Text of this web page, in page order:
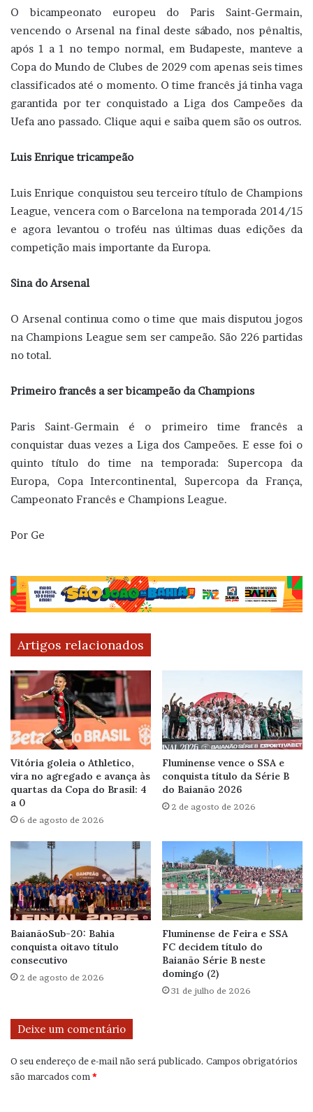
O bicampeonato europeu do Paris Saint-Germain,
vencendo o Arsenal na final deste sábado, nos pênaltis,
após 1 a 1 no tempo normal, em Budapeste, manteve a
Copa do Mundo de Clubes de 2029 com apenas seis times
classificados até o momento. O time francês já tinha vaga
garantida por ter conquistado a Liga dos Campeões da
Uefa ano passado. Clique aqui e saiba quem são os outros.
Luis Enrique tricampeão
Luis Enrique conquistou seu terceiro título de Champions
League, vencera com o Barcelona na temporada 2014/15
e agora levantou o troféu nas últimas duas edições da
competição mais importante da Europa.
Sina do Arsenal
O Arsenal continua como o time que mais disputou jogos
na Champions League sem ser campeão. São 226 partidas
no total.
Primeiro francês a ser bicampeão da Champions
Paris Saint-Germain é o primeiro time francês a
conquistar duas vezes a Liga dos Campeões. E esse foi o
quinto título do time na temporada: Supercopa da
Europa, Copa Intercontinental, Supercopa da França,
Campeonato Francês e Champions League.
Por Ge
Artigos relacionados
Vitória goleia o Athletico,
vira no agregado e avança às
quartas da Copa do Brasil: 4
a 0
6 de agosto de 2026
Fluminense vence o SSA e
conquista título da Série B
do Baianão 2026
2 de agosto de 2026
BaianãoSub-20: Bahia
conquista oitavo título
consecutivo
2 de agosto de 2026
Fluminense de Feira e SSA
FC decidem título do
Baianão Série B neste
domingo (2)
31 de julho de 2026
Deixe um comentário
O seu endereço de e-mail não será publicado. Campos obrigatórios
são marcados com*